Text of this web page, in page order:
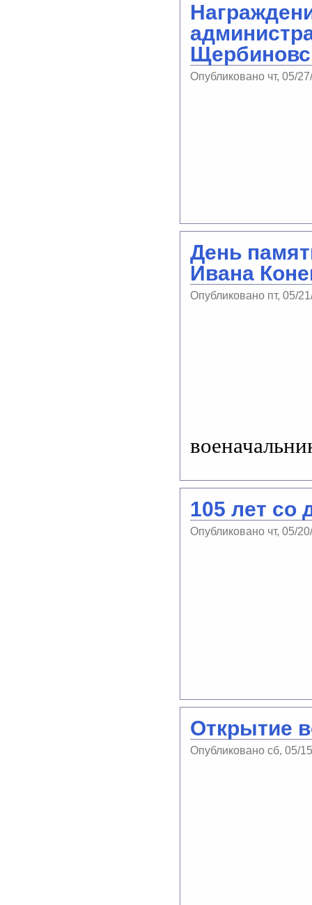
Опубликовано чт, 05/
День
Ивана
Опубликовано пт, 05/
105 лет со
Опубликовано чт, 05/
Открытие
Опубликовано сб, 05/